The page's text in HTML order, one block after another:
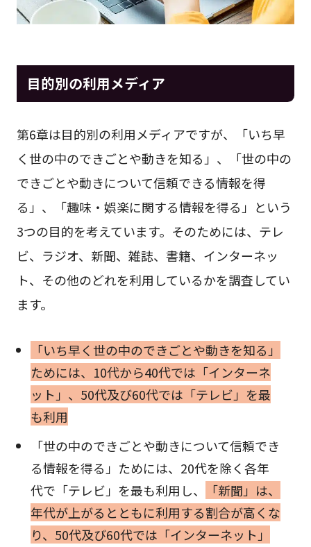
目的別の利用メディア
第6章は目的別の利用メディアですが、「いち早
く世の中のできごとや動きを知る」、「世の中の
できごとや動きについて信頼できる情報を得
る」、「趣味・娯楽に関する情報を得る」という
3つの目的を考えています。そのためには、テレ
ビ、ラジオ、新聞、雑誌、書籍、インターネッ
ト、その他のどれを利用しているかを調査してい
ます。
「いち早く世の中のできごとや動きを知る」
ためには、10代から40代では「インターネ
ット」、50代及び60代では「テレビ」を最
も利用
「世の中のできごとや動きについて信頼でき
る情報を得る」ためには、20代を除く各年
代で「テレビ」を最も利用し、
「新聞」は、
年代が上がるとともに利用する割合が高くな
り、50代及び60代では「インターネット」